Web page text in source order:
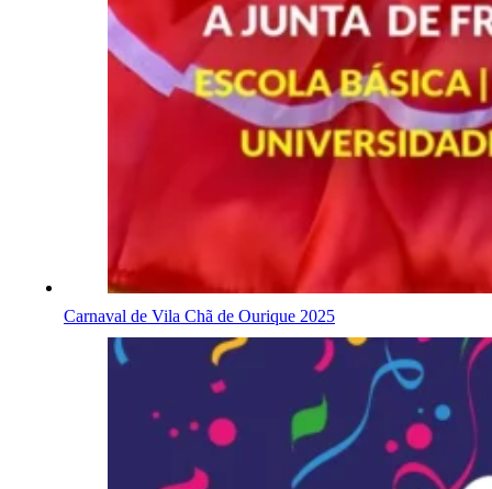
Carnaval de Vila Chã de Ourique 2025